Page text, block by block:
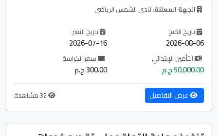
الجهة المعلنة: نادى الشمس الرياضي
تاريخ الفتح
2026-08-06
تاريخ النشر
2026-07-16
التأمين الإبتدائي
50,000.00 ج.م
سعر الكراسة
300.00 ج.م
عرض التفاصيل